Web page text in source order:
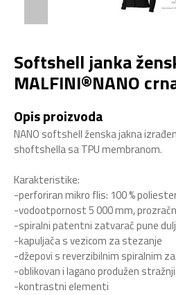
Softshell janka
MALFINI®NANO
Opis proizvoda
NANO softshell ženska jakna
shoftshella sa TPU membranom.
Karakteristike:
-perforiran mikro flis: 100 %
-vodootpornost 5 000 mm,
-spiralni patentni zatvarač pune
-kapuljača s vezicom za stezanje
-džepovi s reverzibilnim spiralnim
-oblikovan i lagano produžen
-kontrastni elementi